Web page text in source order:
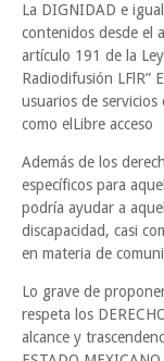
La DIGNIDAD e
contenidos desde el
artículo 191 de la
Radiodifusión LFlR”
usuarios de
como elLibre acceso
Además de los
específicos para
podría ayudar a
discapacidad, casi
en materia de
Lo grave de
respeta los
alcance y